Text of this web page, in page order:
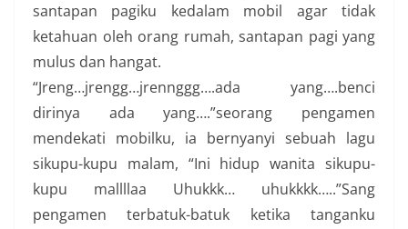
santapan pagiku kedalam mobil agar tidak
ketahuan oleh orang rumah, santapan pagi yang
mulus dan hangat.
“Jreng…jrengg…jrennggg….ada yang….benci
dirinya ada yang….”seorang pengamen
mendekati mobilku, ia bernyanyi sebuah lagu
sikupu-kupu malam, “Ini hidup wanita sikupu-
kupu mallllaa Uhukkk… uhukkkk…..”Sang
pengamen terbatuk-batuk ketika tanganku